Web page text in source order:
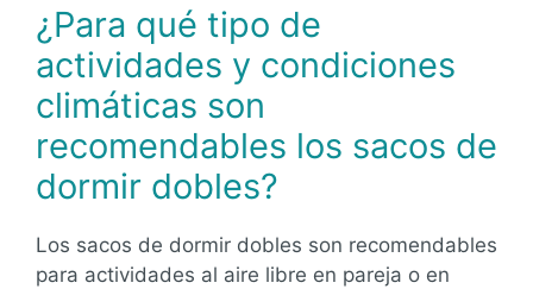
¿Para qué tipo de
actividades y condiciones
climáticas son
recomendables los sacos de
dormir dobles?
Los sacos de dormir dobles son recomendables
para actividades al aire libre en pareja o en